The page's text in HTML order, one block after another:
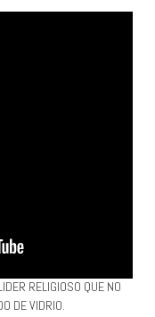
RELIGIOSO QUE NO
DE VIDRIO.